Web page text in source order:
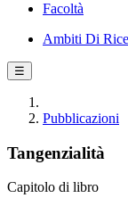
Facoltà
Ambiti Di
☰
Pubblicazioni
Tangenzialità
Capitolo di libro